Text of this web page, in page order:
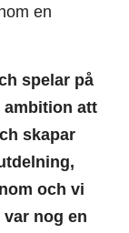
en
spelar på
ambition att
skapar
och vi
nog en